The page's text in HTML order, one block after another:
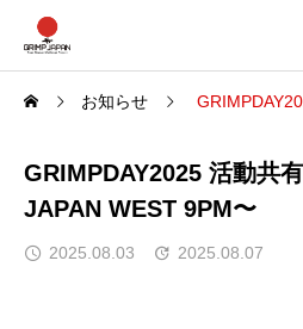
お知らせ
GRIMPDAY2025 活動共
JAPAN WEST 9PM〜
2025.08.03 2025.08.07